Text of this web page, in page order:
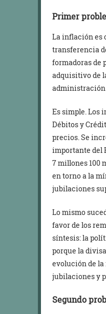
Primer
La inflación es
transferencia
formadoras de
adquisitivo de
administración
Es simple. Los
Débitos y
precios. Se
importante del
7 millones 100
en torno a la
jubilaciones
Lo mismo
favor de los
síntesis: la
porque la
evolución de
jubilaciones y
Segundo